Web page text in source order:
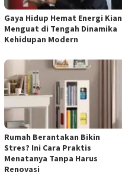
Gaya Hidup Hemat Energi Kian
Menguat di Tengah Dinamika
Kehidupan Modern
Rumah Berantakan Bikin
Stres? Ini Cara Praktis
Menatanya Tanpa Harus
Renovasi